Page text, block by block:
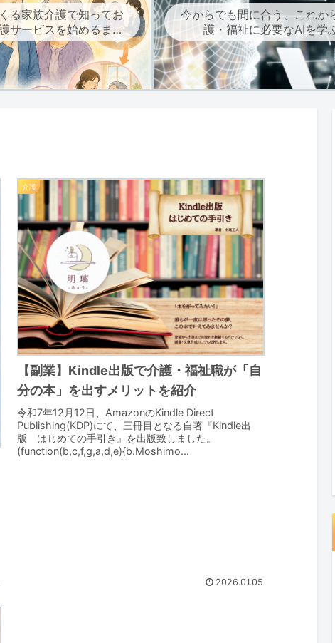
る家族介護で知ってお
サービスを始めるまで
の流れ
今からでも間に合う、これか
護・福祉に必要なAIを学
介護
【副業】Kindle出版で介護・福祉職が「自
分の本」を出すメリットを紹介
令和7年12月12日、AmazonのKindle Direct
Publishing(KDP)にて、三冊目となる自著『Kindle出
版 はじめての手引き』を出版致しました。
(function(b,c,f,g,a,d,e){b.Moshimo...
2026.01.05